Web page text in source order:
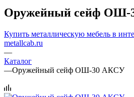
Оружейный сейф ОШ-
Купить металлическую мебель в
metallcab.ru
—
Каталог
—Оружейный сейф ОШ-30 АКСУ